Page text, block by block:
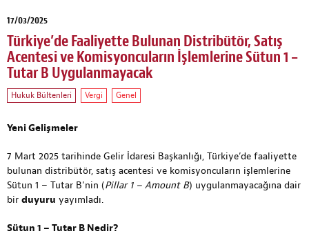
17/03/2025
Türkiye’de Faaliyette Bulunan Distribütör, Satış
Acentesi ve Komisyoncuların İşlemlerine Sütun 1 –
Tutar B Uygulanmayacak
Hukuk Bültenleri Vergi Genel
Yeni Gelişmeler
7 Mart 2025 tarihinde Gelir İdaresi Başkanlığı, Türkiye’de faaliyette
bulunan distribütör, satış acentesi ve komisyoncuların işlemlerine
Sütun 1 – Tutar B’nin (Pillar 1 – Amount B) uygulanmayacağına dair
bir duyuru yayımladı.
Sütun 1 – Tutar B Nedir?